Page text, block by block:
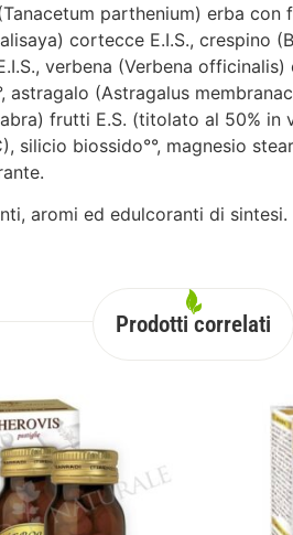
parthenium) erba con
cortecce E.I.S., crespino
verbena (Verbena
astragalo (Astragalus
frutti E.S. (titolato al 50% in
silicio biossido°°, magnesio
aromi ed edulcoranti di sintesi.
Prodotti correlati